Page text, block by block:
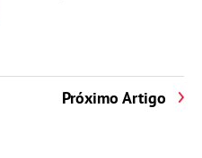
Próximo Artigo